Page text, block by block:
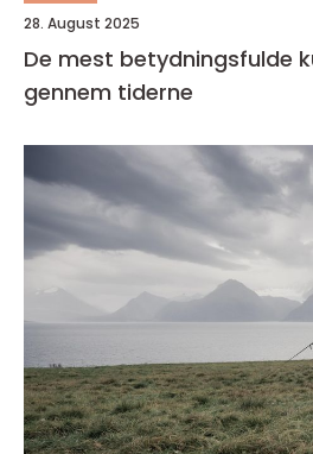
28. August 2025
De mest betydningsfulde
gennem tiderne